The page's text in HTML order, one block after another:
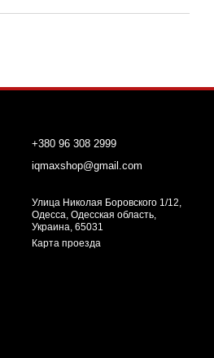
+380 96 308 2999
iqmaxshop@gmail.com
Улица Николая Боровского 1/12,
Одесса, Одесская область,
Украина, 65031
Карта проезда